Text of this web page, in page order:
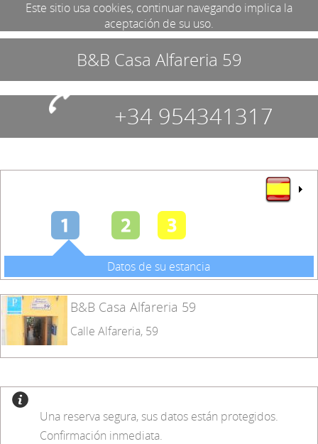
Este sitio usa cookies, continuar navegando implica la
aceptación de su uso.
B&B Casa Alfareria 59
+34 954341317
Datos de su estancia
B&B Casa Alfareria 59
Calle Alfareria, 59
Una reserva segura, sus datos están protegidos.
Confirmación inmediata.